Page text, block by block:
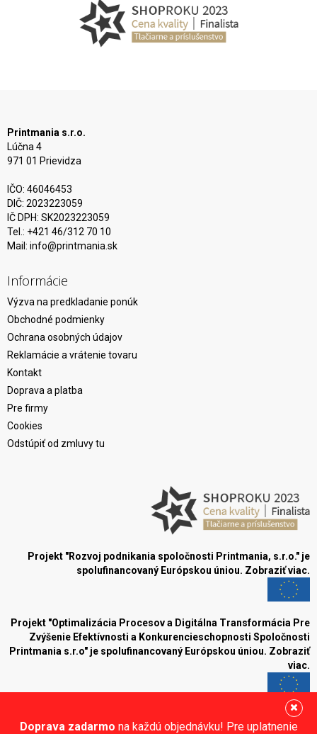
Doprava zadarmo na každú objednávku! Pre uplatnenie
Printmania s.r.o.
Lúčna 4
971 01 Prievidza
IČO: 46046453
DIČ: 2023223059
IČ DPH: SK2023223059
Tel.: +421 46/312 70 10
Mail: info@printmania.sk
Informácie
Výzva na predkladanie ponúk
Obchodné podmienky
Ochrana osobných údajov
Reklamácie a vrátenie tovaru
Kontakt
Doprava a platba
Pre firmy
Cookies
Odstúpiť od zmluvy tu
Projekt "Rozvoj podnikania spoločnosti Printmania, s.r.o." je
spolufinancovaný Európskou úniou. Zobraziť viac.
Projekt "Optimalizácia Procesov a Digitálna Transformácia Pre
Zvýšenie Efektívnosti a Konkurencieschopnosti Spoločnosti
Printmania s.r.o" je spolufinancovaný Európskou úniou. Zobraziť
viac.
Blog